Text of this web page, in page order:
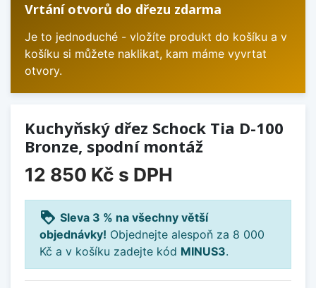
Vrtání otvorů do dřezu zdarma
Je to jednoduché - vložíte produkt do košíku a v
košíku si můžete naklikat, kam máme vyvrtat
otvory.
Kuchyňský dřez Schock Tia D-100
Bronze, spodní montáž
12 850 Kč s DPH
loyalty Sleva 3 % na všechny větší
objednávky! Objednejte alespoň za 8 000
Kč a v košíku zadejte kód MINUS3.